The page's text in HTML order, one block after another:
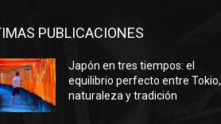
PUBLICACIONES
Japón en tres tiempos: el
equilibrio perfecto entre Tokio,
naturaleza y tradición